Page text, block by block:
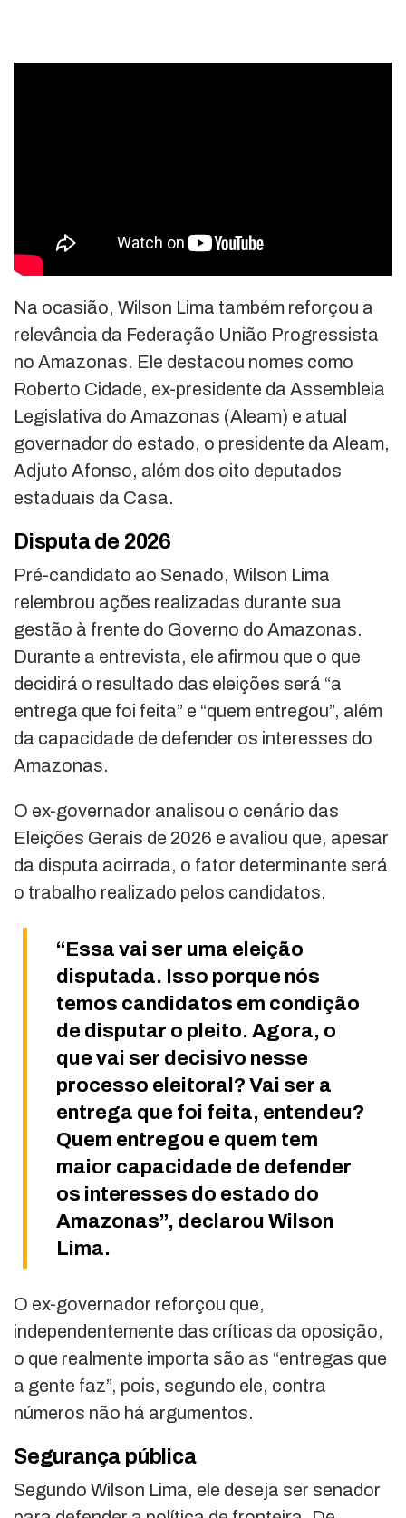
Na ocasião, Wilson Lima também reforçou a
relevância da Federação União Progressista
no Amazonas. Ele destacou nomes como
Roberto Cidade, ex-presidente da Assembleia
Legislativa do Amazonas (Aleam) e atual
governador do estado, o presidente da Aleam,
Adjuto Afonso, além dos oito deputados
estaduais da Casa.
Disputa de 2026
Pré-candidato ao Senado, Wilson Lima
relembrou ações realizadas durante sua
gestão à frente do Governo do Amazonas.
Durante a entrevista, ele afirmou que o que
decidirá o resultado das eleições será “a
entrega que foi feita” e “quem entregou”, além
da capacidade de defender os interesses do
Amazonas.
O ex-governador analisou o cenário das
Eleições Gerais de 2026 e avaliou que, apesar
da disputa acirrada, o fator determinante será
o trabalho realizado pelos candidatos.
“Essa vai ser uma eleição
disputada. Isso porque nós
temos candidatos em condição
de disputar o pleito. Agora, o
que vai ser decisivo nesse
processo eleitoral? Vai ser a
entrega que foi feita, entendeu?
Quem entregou e quem tem
maior capacidade de defender
os interesses do estado do
Amazonas”, declarou Wilson
Lima.
O ex-governador reforçou que,
independentemente das críticas da oposição,
o que realmente importa são as “entregas que
a gente faz”, pois, segundo ele, contra
números não há argumentos.
Segurança pública
Segundo Wilson Lima, ele deseja ser senador